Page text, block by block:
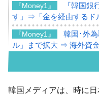
『Money1』
『韓国銀
す」⇒「金を経由するド
『Money1』
韓国･外
ル」まで拡大 ⇒ 海外資
い「50.5％」に上昇
『Money1』
韓国大統
韓国メディアは、時に